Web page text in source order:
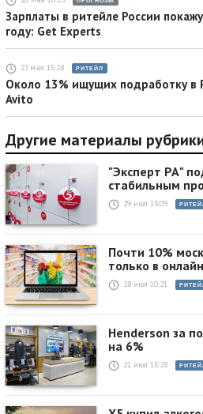
Зарплаты в ритейле России
году: Get Experts
27 мая 15:28 РИТЕЙЛ
Около 13% ищущих подработку в
Avito
Другие материалы
"Эксперт РА"
стабильным
29 июл 13:09
Почти 10%
только в
28 июл 10:21
Henderson за
на 6%
21 июл 15:28